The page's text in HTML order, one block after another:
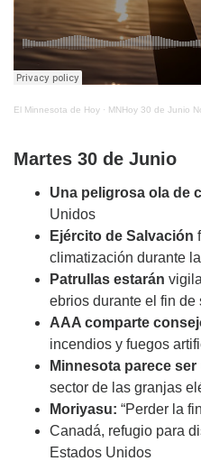
El Minnesota de Hoy · MNHoy 30 de Junio
Martes 30 de Junio
Una peligrosa ola de
Unidos
Ejército de Salvación
climatización durante
Patrullas estarán
ebrios durante el fin de
AAA comparte
incendios y fuegos
Minnesota parece
sector de las granjas
Moriyasu: “Perder la
Canadá, refugio para
Estados Unidos